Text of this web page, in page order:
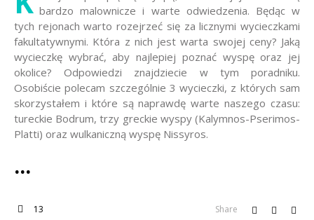
bardzo malownicze i warte odwiedzenia. Będąc w
tych rejonach warto rozejrzeć się za licznymi wycieczkami
fakultatywnymi. Która z nich jest warta swojej ceny? Jaką
wycieczkę wybrać, aby najlepiej poznać wyspę oraz jej
okolice? Odpowiedzi znajdziecie w tym poradniku.
Osobiście polecam szczególnie 3 wycieczki, z których sam
skorzystałem i które są naprawdę warte naszego czasu:
tureckie Bodrum, trzy greckie wyspy (Kalymnos-Pserimos-
Platti) oraz wulkaniczną wyspę Nissyros.
13 Share